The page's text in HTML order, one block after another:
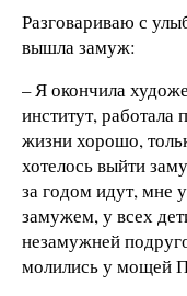
Разговариваю с
вышла замуж:
– Я окончила
институт, работала
жизни хорошо,
хотелось выйти
за годом идут, мне
замужем, у всех
незамужней
молились у мощей